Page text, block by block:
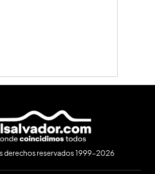
derechos reservados 1999-2026